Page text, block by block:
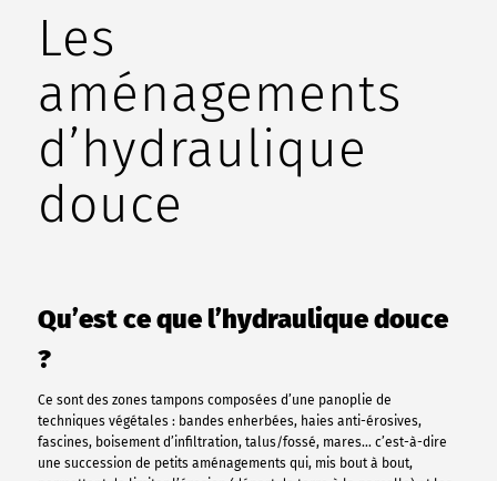
Les
aménagements
d’hydraulique
douce
Qu’est ce que l’hydraulique douce
?
Ce sont des zones tampons composées d’une panoplie de
techniques végétales : bandes enherbées, haies anti-érosives,
fascines, boisement d’infiltration, talus/fossé, mares… c’est-à-dire
une succession de petits aménagements qui, mis bout à bout,